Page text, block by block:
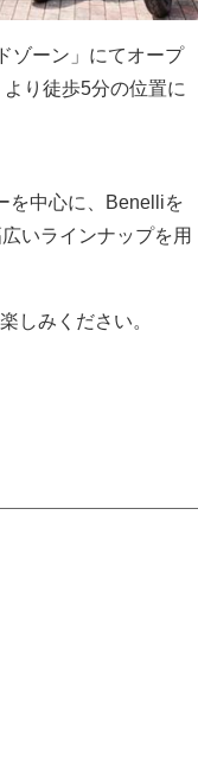
ゾーン」にてオープ
り徒歩5分の位置に
を中心に、Benelliを
いラインナップを用
しみください。